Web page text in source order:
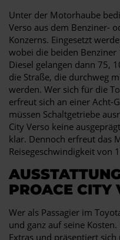
Unter der Motorhaube
Verso aus dem Benziner-
Konzerns. Eingesetzt
wobei die beiden Benziner
Diesel gelangen dann 75,
die Straße, die durchweg
werden. Wer sich für die
erfreut sich an einer Acht-
müssen Schaltgetriebe
City Verso keine
klar. Dennoch erfreut das
Reisegeschwindigkeit von
PROACE CITY
Wer als Passagier im
und ganz auf seine
Extras und präsentiert